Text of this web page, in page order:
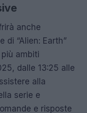
anche
di “Alien: Earth”
ambiti
dalle 13:25 alle
alla
serie e
e risposte